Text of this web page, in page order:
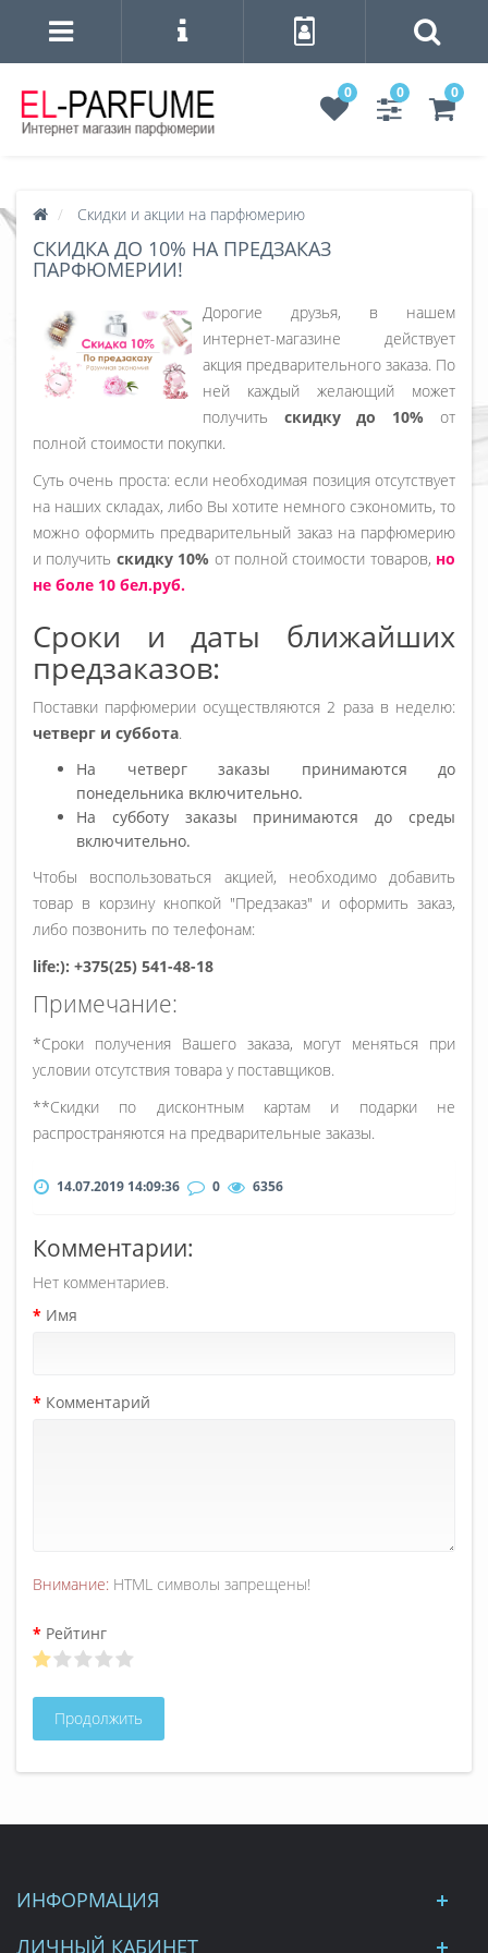
0 0 0
Скидки и акции на парфюмерию
СКИДКА ДО 10% НА ПРЕДЗАКАЗ
ПАРФЮМЕРИИ!
Дорогие друзья, в нашем
интернет-магазине действует
акция предварительного заказа. По
ней каждый желающий может
получить скидку до 10% от
полной стоимости покупки.
Суть очень проста: если необходимая позиция отсутствует
на наших складах, либо Вы хотите немного сэкономить, то
можно оформить предварительный заказ на парфюмерию
и получить скидку 10% от полной стоимости товаров, но
не боле 10 бел.руб.
Сроки и даты ближайших
предзаказов:
Поставки парфюмерии осуществляются 2 раза в неделю:
четверг и суббота.
На четверг заказы принимаются до
понедельника включительно.
На субботу заказы принимаются до среды
включительно.
Чтобы воспользоваться акцией, необходимо добавить
товар в корзину кнопкой "Предзаказ" и оформить заказ,
либо позвонить по телефонам:
life:): +375(25) 541-48-18
Примечание:
*Сроки получения Вашего заказа, могут меняться при
условии отсутствия товара у поставщиков.
**Скидки по дисконтным картам и подарки не
распространяются на предварительные заказы.
14.07.2019 14:09:36 0 6356
Комментарии:
Нет комментариев.
Имя
Комментарий
Внимание: HTML символы запрещены!
Рейтинг
Продолжить
ИНФОРМАЦИЯ
ЛИЧНЫЙ КАБИНЕТ